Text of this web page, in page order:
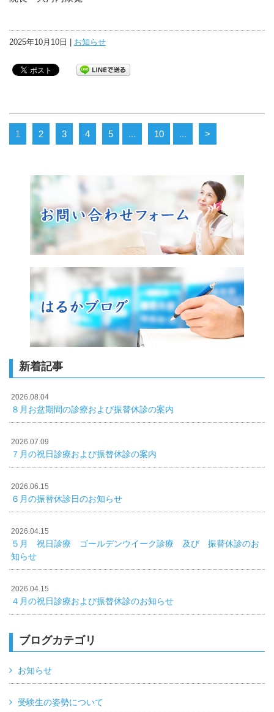
2025年10月10日 | お知らせ
1 2 3 4 5 ... 10 ... >
新着記事
2026.08.04
８月お盆期間の診療および振替休診の案内
2026.07.09
７月の祝日診療および振替休診の案内
2026.06.15
６月の振替休診日のお知らせ
2026.04.15
５月 祝日診療 ゴールデンウイーク診療 及び 振替休診のお
知らせ
2026.04.15
４月の祝日診療および振替休診のお知らせ
ブログカテゴリ
お知らせ
受験生の姿勢について